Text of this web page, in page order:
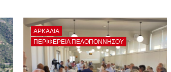
ΑΡΚΑΔΊΑ
ΠΕΡΙΦΈΡΕΙΑ ΠΕΛΟΠΟΝΝΉΣΟΥ